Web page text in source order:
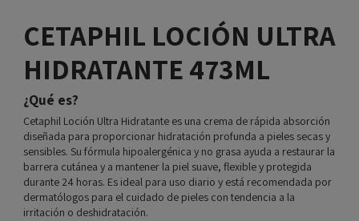
CETAPHIL LOCIÓN ULTRA
HIDRATANTE 473ML
¿Qué es?
Cetaphil Loción Ultra Hidratante es una crema de rápida absorción
diseñada para proporcionar hidratación profunda a pieles secas y
sensibles. Su fórmula hipoalergénica y no grasa ayuda a restaurar la
barrera cutánea y a mantener la piel suave, flexible y protegida
durante 24 horas. Es ideal para uso diario y está recomendada por
dermatólogos para el cuidado de pieles con tendencia a la
irritación o deshidratación.